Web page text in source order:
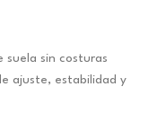
suela sin costuras
ajuste, estabilidad y